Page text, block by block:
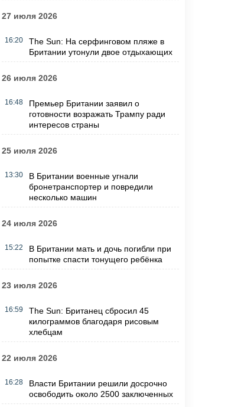
27 июля 2026
16:20
The Sun: На серфинговом пляже в
Британии утонули двое отдыхающих
26 июля 2026
16:48
Премьер Британии заявил о
готовности возражать Трампу ради
интересов страны
25 июля 2026
13:30
В Британии военные угнали
бронетранспортер и повредили
несколько машин
24 июля 2026
15:22
В Британии мать и дочь погибли при
попытке спасти тонущего ребёнка
23 июля 2026
16:59
The Sun: Британец сбросил 45
килограммов благодаря рисовым
хлебцам
22 июля 2026
16:28
Власти Британии решили досрочно
освободить около 2500 заключенных